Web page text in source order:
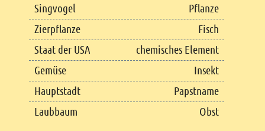
Singvogel
Pflanze
Zierpflanze
Fisch
Staat der USA
chemisches Element
Gemüse
Insekt
Hauptstadt
Papstname
Laubbaum
Obst